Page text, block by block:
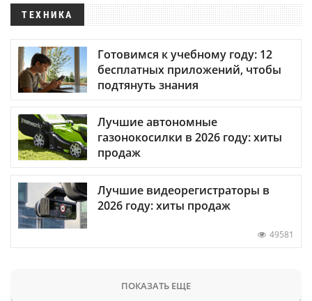
ТЕХНИКА
Готовимся к учебному году: 12
бесплатных приложений, чтобы
подтянуть знания
Лучшие автономные
газонокосилки в 2026 году: хиты
продаж
Лучшие видеорегистраторы в
2026 году: хиты продаж
49581
ПОКАЗАТЬ ЕЩЕ